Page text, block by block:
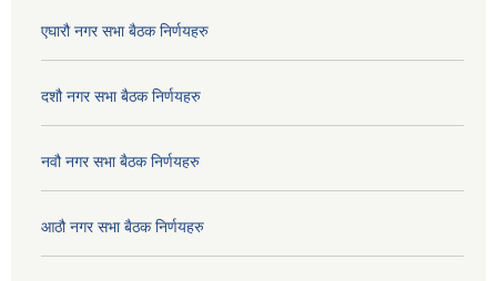
एघारौ नगर सभा बैठक निर्णयहरु
दशौ नगर सभा बैठक निर्णयहरु
नवौ नगर सभा बैठक निर्णयहरु
आठौ नगर सभा बैठक निर्णयहरु